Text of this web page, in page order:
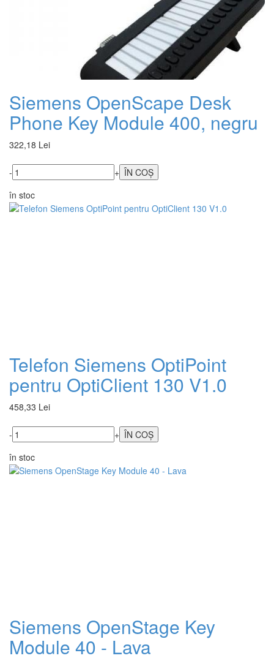
Siemens OpenScape Desk
Phone Key Module 400, negru
322,18 Lei
-
+
în stoc
Telefon Siemens OptiPoint
pentru OptiClient 130 V1.0
458,33 Lei
-
+
în stoc
Siemens OpenStage Key
Module 40 - Lava